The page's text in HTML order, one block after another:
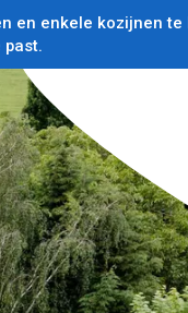
en enkele kozijnen